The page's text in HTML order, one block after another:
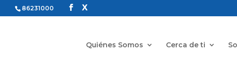
86231000
Quiénes Somos Cerca de ti